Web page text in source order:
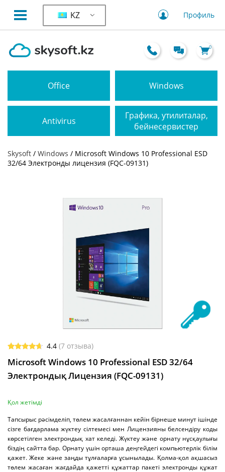
KZ Профиль
0
Office Windows
Antivirus
Графика, утилиталар,
бейнесервистер
Skysoft / Windows / Microsoft Windows 10 Professional ESD
32/64 Электронды лицензия (FQC-09131)
4.43out
based on
customer
4.4(7 отзыва)
Microsoft Windows 10 Professional ESD 32/64
Электрондық Лицензия (FQC-09131)
Қол жетімді
Тапсырыс рәсімделіп, төлем жасалғаннан кейін бірнеше минут ішінде
сізге бағдарлама жүктеу сілтемесі мен Лицензияны белсендіру коды
көрсетілген электрондық хат келеді. Жүктеу және орнату нұсқаулығы
біздің сайтта бар. Орнату үшін орташа деңгейдегі компьютерлік білім
қажет. Жеке және заңды тұлғаларға ұсынылады. Қолма-қол ақшасыз
төлем жасаған жағдайда қажетті құжаттар пакеті электронды құжат